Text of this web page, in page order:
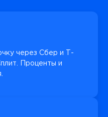
через Сбер и Т-
Проценты и